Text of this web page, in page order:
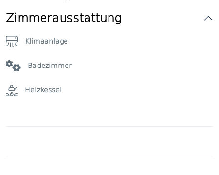
Zimmerausstattung
Klimaanlage
Badezimmer
Heizkessel